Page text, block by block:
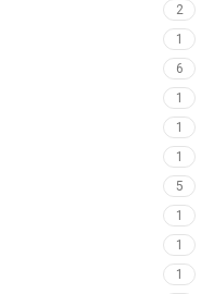
2
1
6
1
1
1
5
1
1
1